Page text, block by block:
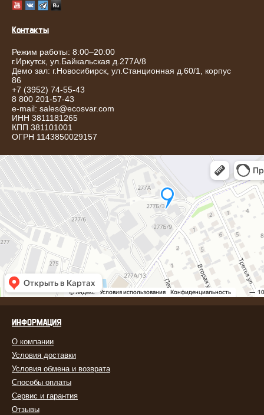
Контакты
Режим работы: 8:00–20:00
г.Иркутск ул.Байкальская д.277А/8
Демо зал: г.Новосибирск, ул.Станционная д.60/1, корпус
86
+7 (3952) 74-55-43
8 800 201-57-43
e-mail: sales@ecosvar.com
ИНН 3811181265
КПП 381101001
ОГРН 1143850029157
ИНФОРМАЦИЯ
О компании
Условия доставки
Условия обмена и возврата
Способы оплаты
Сервис и гарантия
Отзывы